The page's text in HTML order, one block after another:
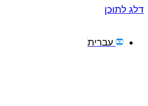
דלג לתוכן
עברית